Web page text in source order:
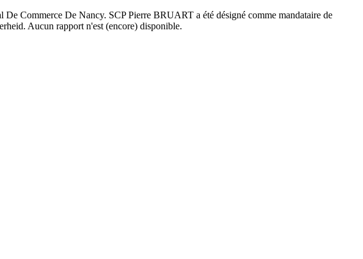
Commerce De Nancy. SCP Pierre BRUART a été désigné comme mandataire de
Aucun rapport n'est (encore) disponible.